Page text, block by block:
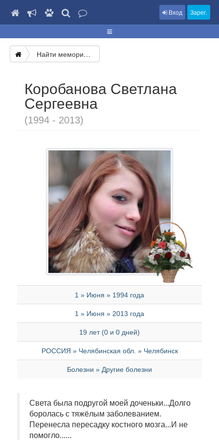
Вход Зарег.
Найти мемориал
Коробанова Светлана
Сергеевна
(1994 - 2013)
1 » Июня » 1994 года
1 » Июня » 2013 года
19 лет (0 и 0 дней)
РОССИЯ » Челябинская обл. » Челябинск
Болезни » Другие болезни
Света была подругой моей доченьки...Долго
боролась с тяжёлым заболеванием.
Перенесла пересадку костного мозга...И не
помогло......